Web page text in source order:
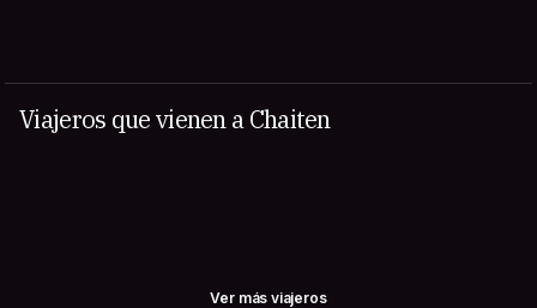
Viajeros que vienen a Chaiten
Ver más viajeros